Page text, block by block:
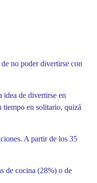
no poder divertirse con
idea de divertirse en
tiempo en solitario, quizá
A partir de los 35
de cocina (28%) o de